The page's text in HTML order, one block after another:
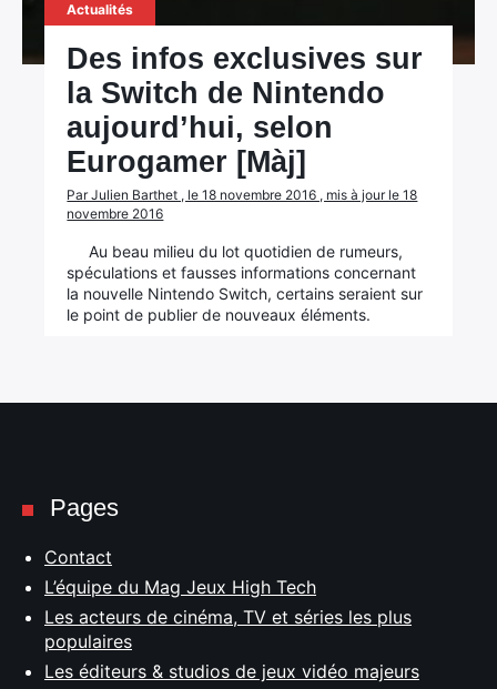
Actualités
Des infos exclusives sur
la Switch de Nintendo
aujourd’hui, selon
Eurogamer [Màj]
Par Julien Barthet , le 18 novembre 2016 , mis à jour le 18
novembre 2016
Au beau milieu du lot quotidien de rumeurs,
spéculations et fausses informations concernant
la nouvelle Nintendo Switch, certains seraient sur
le point de publier de nouveaux éléments.
Pages
Contact
L’équipe du Mag Jeux High Tech
Les acteurs de cinéma, TV et séries les plus
populaires
Les éditeurs & studios de jeux vidéo majeurs
Rechercher